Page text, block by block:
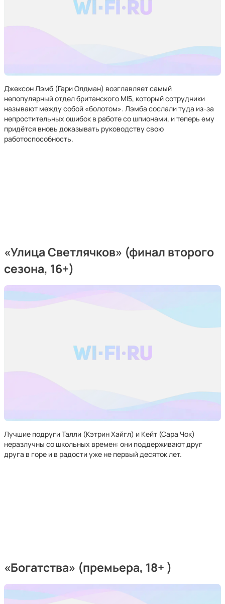
Джексон Лэмб (Гари Олдман) возглавляет самый
непопулярный отдел британского MI5, который сотрудники
называют между собой «болотом». Лэмба сослали туда из-за
непростительных ошибок в работе со шпионами, и теперь ему
придётся вновь доказывать руководству свою
работоспособность.
«Улица Светлячков» (финал второго
сезона, 16+)
Лучшие подруги Талли (Кэтрин Хайгл) и Кейт (Сара Чок)
неразлучны со школьных времен: они поддерживают друг
друга в горе и в радости уже не первый десяток лет.
«Богатства» (премьера, 18+ )